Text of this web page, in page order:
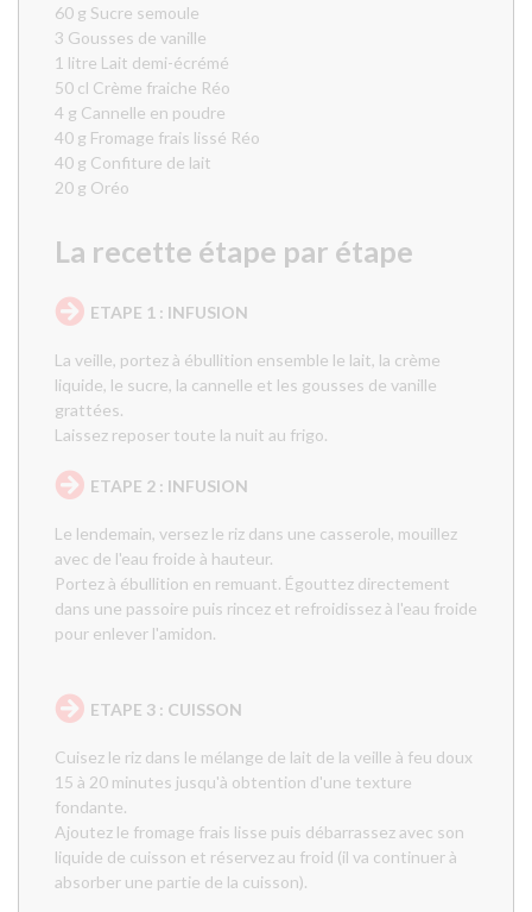
60 g Sucre semoule
3 Gousses de vanille
1 litre Lait demi-écrémé
50 cl Crème fraiche Réo
4 g Cannelle en poudre
40 g Fromage frais lissé Réo
40 g Confiture de lait
20 g Oréo
La recette étape par étape
ETAPE 1 : INFUSION
La veille, portez à ébullition ensemble le lait, la crème
liquide, le sucre, la cannelle et les gousses de vanille
grattées.
Laissez reposer toute la nuit au frigo.
ETAPE 2 : INFUSION
Le lendemain, versez le riz dans une casserole, mouillez
avec de l'eau froide à hauteur.
Portez à ébullition en remuant. Égouttez directement
dans une passoire puis rincez et refroidissez à l'eau froide
pour enlever l'amidon.
ETAPE 3 : CUISSON
Cuisez le riz dans le mélange de lait de la veille à feu doux
15 à 20 minutes jusqu'à obtention d'une texture
fondante.
Ajoutez le fromage frais lisse puis débarrassez avec son
liquide de cuisson et réservez au froid (il va continuer à
absorber une partie de la cuisson).